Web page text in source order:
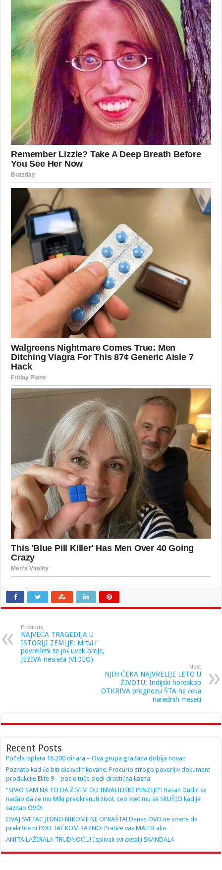
Previous
NAJVEĆA TRAGEDIJA U
ISTORIJI ZEMLJE: Mrtvi i
povređeni se još uvek broje,
JEZIVA nesreća (VIDEO)
Next
NJIH ČEKA NAJVRELIJE LETO U
ŽIVOTU: Indijski horoskop
OTKRIVA prognozu ŠTA na čeka
narednih meseci
Recent Posts
Počela isplata 16.200 dinara – Ova grupa građana dobija novac
Poznato kad će biti diskvalifikovane: Procurio strogo poverljiv dokument
produkcije Elite 9 – posle tuče sledi drastična kazna
“SPAO SAM NA TO DA ŽIVIM OD INVALIDSKE PENZIJE”: Hasan Dudić se
nadao da će mu Miki preokrenuti život, ceo svet mu se SRUŠIO kad je
saznao OVO!
OVAJ SVETAC JEDNO NIKOME NE OPRAŠTA! Danas OVO ne smete da
prekršite ni POD TAČKOM RAZNO: Pratiće vas MALER ako…
ANITA LAŽIRALA TRUDNOĆU! Isplivali svi detalji SKANDALA